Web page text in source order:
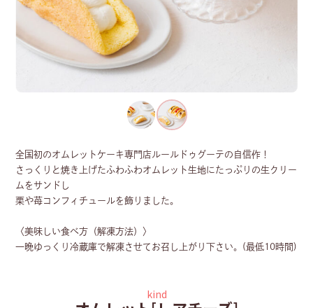
全国初のオムレットケーキ専門店ルールドゥグーテの自信作！
さっくりと焼き上げたふわふわオムレット生地にたっぷりの生クリー
ムをサンドし
栗や苺コンフィチュールを飾りました。
〈美味しい食べ方（解凍方法）〉
一晩ゆっくり冷蔵庫で解凍させてお召し上がり下さい。(最低10時間)
kind